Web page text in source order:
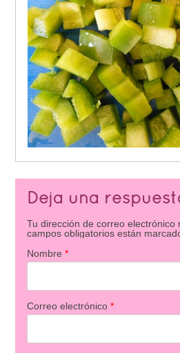
Deja una
Tu dirección de correo electrónico
campos obligatorios están
Nombre *
Correo electrónico *